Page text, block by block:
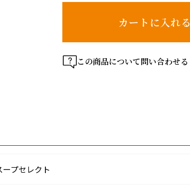
カートに入れる
この商品について問い合わせる
ープセレクト